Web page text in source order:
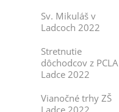
Sv. Mikuláš v
Ladcoch 2022
Stretnutie
dôchodcov z PCLA
Ladce 2022
Vianočné trhy ZŠ
Ladce 2022